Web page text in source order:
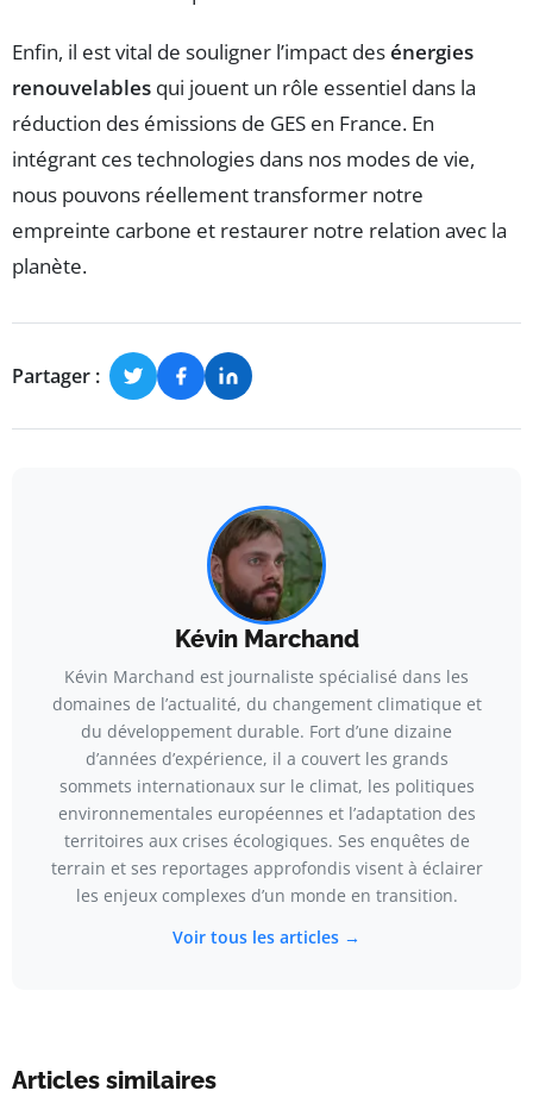
Enfin, il est vital de souligner l’impact desénergies
renouvelables qui jouent un rôle essentiel dans la
réduction des émissions de GES en France. En
intégrant ces technologies dans nos modes de vie,
nous pouvons réellement transformer notre
empreinte carbone et restaurer notre relation avec la
planète.
Partager :
Kévin Marchand
Kévin Marchand est journaliste spécialisé dans les
domaines de l’actualité, du changement climatique et
du développement durable. Fort d’une dizaine
d’années d’expérience, il a couvert les grands
sommets internationaux sur le climat, les politiques
environnementales européennes et l’adaptation des
territoires aux crises écologiques. Ses enquêtes de
terrain et ses reportages approfondis visent à éclairer
les enjeux complexes d’un monde en transition.
Voir tous les articles →
Articles similaires